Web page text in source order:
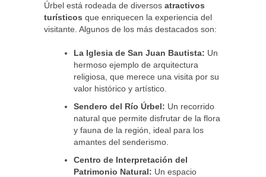
Úrbel está rodeada de diversos atractivos
turísticos que enriquecen la experiencia del
visitante. Algunos de los más destacados son:
La Iglesia de San Juan Bautista: Un
hermoso ejemplo de arquitectura
religiosa, que merece una visita por su
valor histórico y artístico.
Sendero del Río Úrbel: Un recorrido
natural que permite disfrutar de la flora
y fauna de la región, ideal para los
amantes del senderismo.
Centro de Interpretación del
Patrimonio Natural: Un espacio